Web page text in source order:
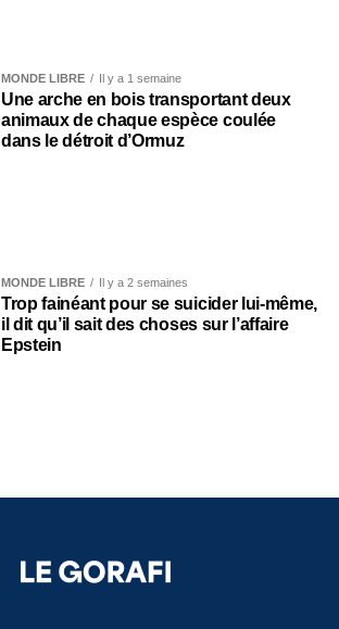
MONDE LIBRE Il y a 1 semaine
Une arche en bois transportant deux
animaux de chaque espèce coulée
dans le détroit d’Ormuz
MONDE LIBRE Il y a 2 semaines
Trop fainéant pour se suicider lui-même,
il dit qu’il sait des choses sur l’affaire
Epstein